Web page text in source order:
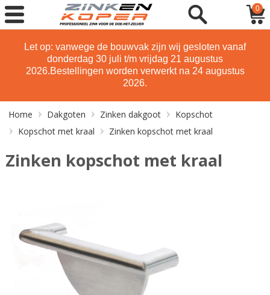
0
Let op: vanwege de bouwvak zijn wij gesloten vanaf
donderdag 30 juli t/m vrijdag 21 augustus
2026.Bestellingen worden verwerkt na 24 augustus
2026.
Home Dakgoten Zinken dakgoot
Kopschot
Kopschot met kraal
Zinken kopschot met kraal
Zinken kopschot met kraal